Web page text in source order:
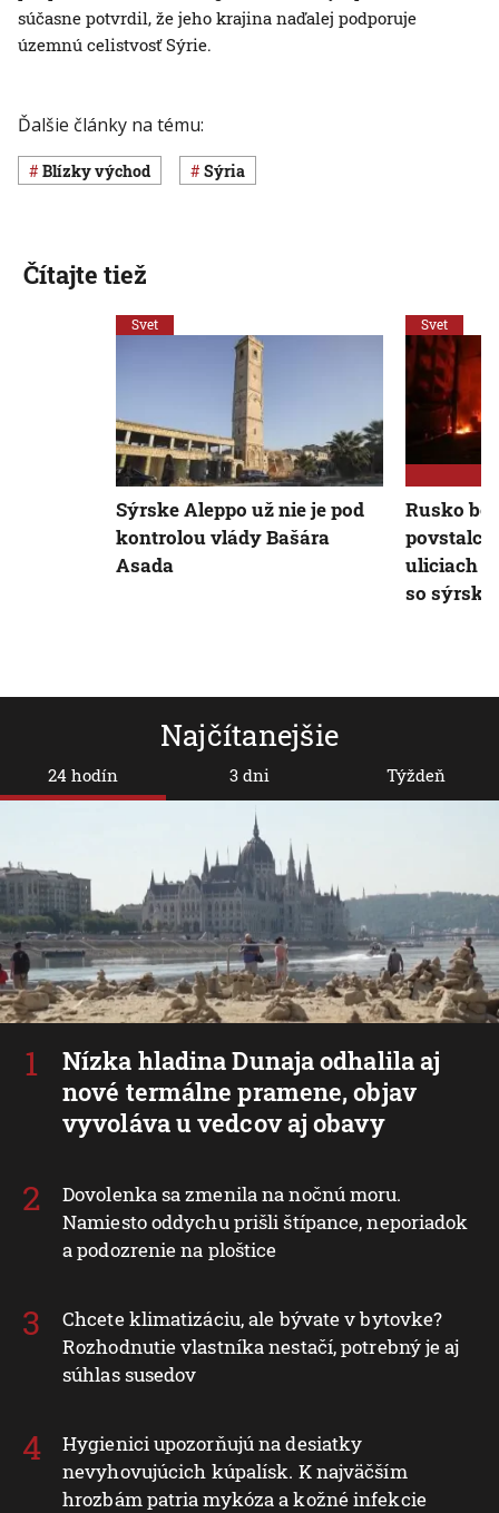
súčasne potvrdil, že jeho krajina naďalej podporuje
územnú celistvosť Sýrie.
Ďalšie články na tému:
Blízky východ Sýria
Najčítanejšie
24 hodín
Nízka hladina Dunaja odhalila aj
nové termálne pramene, objav
vyvoláva u vedcov aj obavy
Dovolenka sa zmenila na nočnú moru.
Namiesto oddychu prišli štípance, neporiadok
a podozrenie na ploštice
Chcete klimatizáciu, ale bývate v bytovke?
Rozhodnutie vlastníka nestačí, potrebný je aj
súhlas susedov
Hygienici upozorňujú na desiatky
nevyhovujúcich kúpalísk. K najväčším
hrozbám patria mykóza a kožné infekcie
3 dni Týždeň
Čítajte tiež
Svet
Sýrske Aleppo už nie je pod
kontrolou vlády Bašára
Asada
Svet
Rusko
uliciach
so